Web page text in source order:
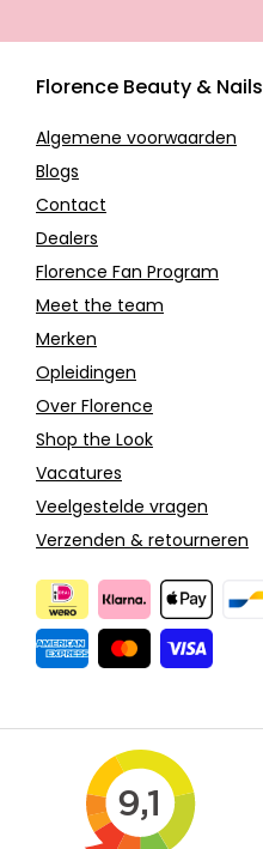
Florence Beauty & Nails
Algemene voorwaarden
Blogs
Contact
Dealers
Florence Fan Program
Meet the team
Merken
Opleidingen
Over Florence
Shop the Look
Vacatures
Veelgestelde vragen
Verzenden & retourneren